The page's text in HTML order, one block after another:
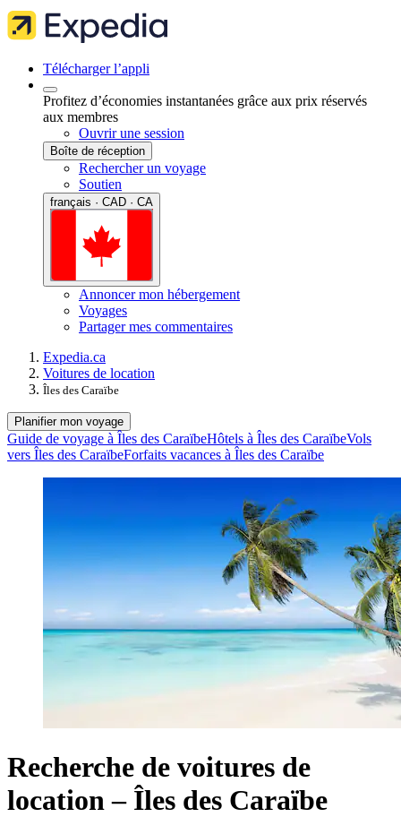
Télécharger l’appli
Profitez d’économies instantanées grâce aux prix réservés
aux membres
Ouvrir une session
Boîte de réception
Rechercher un voyage
Soutien
français · CAD · CA
Annoncer mon hébergement
Voyages
Partager mes commentaires
Expedia.ca
Voitures de location
Îles des Caraïbe
Planifier mon voyage
Guide de voyage à Îles des CaraïbeHôtels à Îles des CaraïbeVols
vers Îles des CaraïbeForfaits vacances à Îles des Caraïbe
Recherche de voitures de
location – Îles des Caraïbe